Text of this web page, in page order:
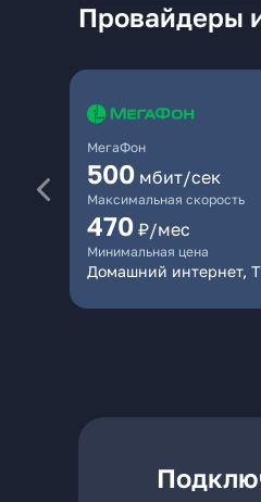
Провайдеры
МегаФон
500 мбит/сек
Максимальная скорость
470 ₽/мес
Минимальная цена
Домашний интернет,